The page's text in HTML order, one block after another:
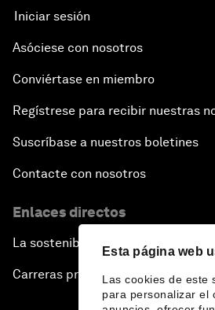
Esta página web
Las cookies de este
para personalizar el
Iniciar sesión
Asóciese con nosotros
Conviértase en miembro
Regístrese para recibir nuestras
Suscríbase a nuestros boletines
Contacte con nosotros
Enlaces directos
La sostenibilidad en el Foro
Carreras profesionales